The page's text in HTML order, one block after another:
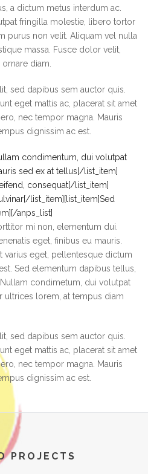
a dictum metus interdum ac.
fringilla molestie, libero tortor
purus non velit. Aliquam vel nulla
massa. Fusce dolor velit,
diam.
sed dapibus sem auctor quis.
eget mattis ac, placerat sit amet
nec tempor magna. Mauris
dignissim ac est.
condimentum, dui volutpat
sed ex at tellus[/list_item]
consequat[/list_item]
list_item][list_item]Sed
anps_list]
mi non, elementum dui.
eget, finibus eu mauris.
varius eget, pellentesque dictum
Sed elementum dapibus tellus,
condimetum, dui volutpat
lorem, at tempus diam
sed dapibus sem auctor quis.
eget mattis ac, placerat sit amet
nec tempor magna. Mauris
dignissim ac est.
PROJECTS